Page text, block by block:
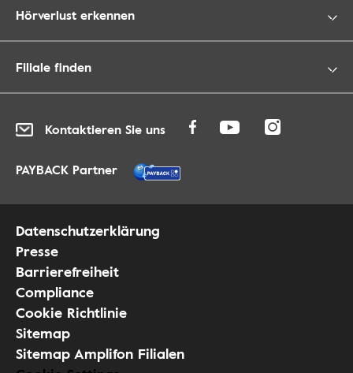
Hörverlust erkennen
Filiale finden
Kontaktieren Sie uns
PAYBACK Partner
Datenschutzerklärung
Presse
Barrierefreiheit
Compliance
Cookie Richtlinie
Sitemap
Sitemap Amplifon Filialen